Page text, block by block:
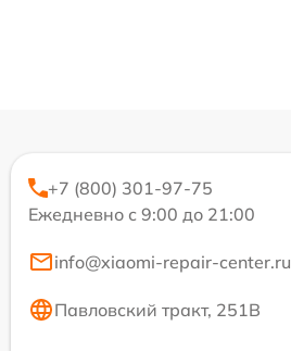
+7 (800) 301-97-75
Ежедневно с 9:00 до 21:00
info@xiaomi-repair-center.ru
Павловский тракт, 251В